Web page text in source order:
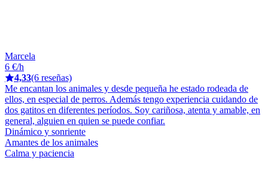
Marcela
6 €/h
4,33(6 reseñas)
Me encantan los animales y desde pequeña he estado rodeada de
ellos, en especial de perros. Además tengo experiencia cuidando de
dos gatitos en diferentes períodos. Soy cariñosa, atenta y amable, en
general, alguien en quien se puede confiar.
Dinámico y sonriente
Amantes de los animales
Calma y paciencia